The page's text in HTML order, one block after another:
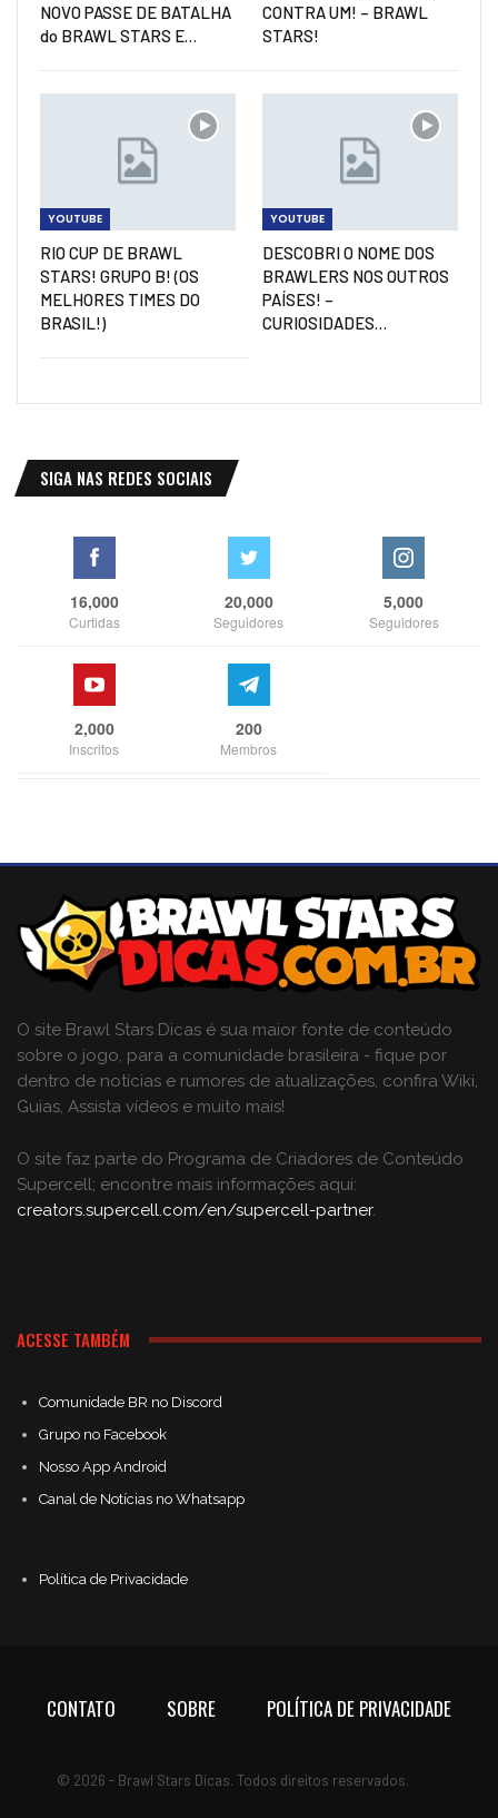
NOVO PASSE DE BATALHA
do BRAWL STARS E…
CONTRA UM! – BRAWL
STARS!
YOUTUBE
RIO CUP DE BRAWL
STARS! GRUPO B! (OS
MELHORES TIMES DO
BRASIL!)
YOUTUBE
DESCOBRI O NOME DOS
BRAWLERS NOS OUTROS
PAÍSES! –
CURIOSIDADES…
SIGA NAS REDES SOCIAIS
16,000
Curtidas
20,000
Seguidores
5,000
Seguidores
2,000
Inscritos
200
Membros
O site Brawl Stars Dicas é sua maior fonte de conteúdo
sobre o jogo, para a comunidade brasileira - fique por
dentro de notícias e rumores de atualizações, confira Wiki,
Guias, Assista vídeos e muito mais!
O site faz parte do Programa de Criadores de Conteúdo
Supercell; encontre mais informações aqui:
creators.supercell.com/en/supercell-partner.
ACESSE TAMBÉM
Comunidade BR no Discord
Grupo no Facebook
Nosso App Android
Canal de Notícias no Whatsapp
Política de Privacidade
CONTATO SOBRE POLÍTICA DE PRIVACIDADE
© 2026 - Brawl Stars Dicas. Todos direitos reservados.